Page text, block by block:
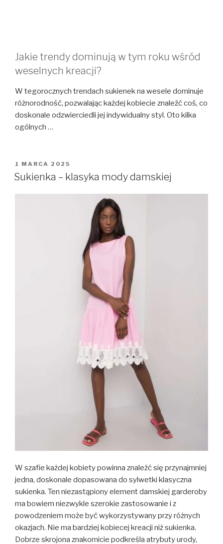
Jakie trendy dominują w tym roku wśród
weselnych kreacji?
W tegorocznych trendach sukienek na wesele dominuje
różnorodność, pozwalając każdej kobiecie znaleźć coś, co
doskonale odzwierciedli jej indywidualny styl. Oto kilka
ogólnych …
OPUBLIKOWANE
W
1 MARCA 2025
Sukienka – klasyka mody damskiej
W szafie każdej kobiety powinna znaleźć się przynajmniej
jedna, doskonale dopasowana do sylwetki klasyczna
sukienka. Ten niezastąpiony element damskiej garderoby
ma bowiem niezwykle szerokie zastosowanie i z
powodzeniem może być wykorzystywany przy różnych
okazjach. Nie ma bardziej kobiecej kreacji niż sukienka.
Dobrze skrojona znakomicie podkreśla atrybuty urody,